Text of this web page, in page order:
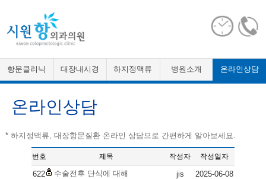
항문클리닉 대장내시경 하지정맥류 병원소개 온라인상담
온라인상담
* 하지정맥류, 대장항문질환 온라인 상담으로 간편하게 알아보세요.
번호 제목 작성자 작성일자
622 수술전후 단식에 대해 jis
2025-06-08